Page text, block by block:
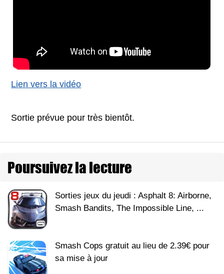
Lien vers la vidéo
Sortie prévue pour très bientôt.
Poursuivez la lecture
Sorties jeux du jeudi : Asphalt 8: Airborne,
Smash Bandits, The Impossible Line, ...
Smash Cops gratuit au lieu de 2.39€ pour
sa mise à jour